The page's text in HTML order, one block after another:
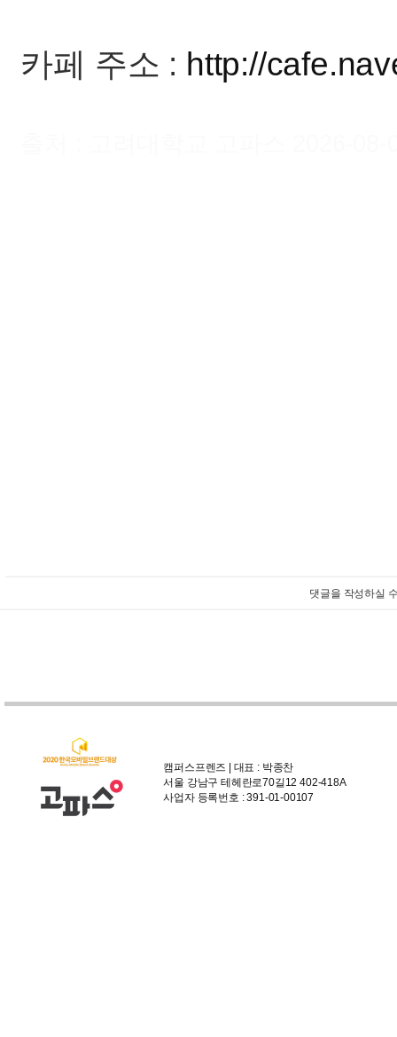
카페 주소 : http://
댓글을 작성하실
캠퍼스프렌즈 | 대표 : 박종찬
서울 강남구 테헤란로70길12 402-418A
사업자 등록번호 : 391-01-00107